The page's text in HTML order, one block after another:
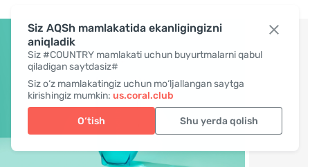
Siz AQSh mamlakatida ekanligingizni
aniqladik
Siz #COUNTRY mamlakati uchun buyurtmalarni qabul
qiladigan saytdasiz#
Siz o‘z mamlakatingiz uchun mo‘ljallangan saytga
kirishingiz mumkin: us.coral.club
O‘tish Shu yerda qolish